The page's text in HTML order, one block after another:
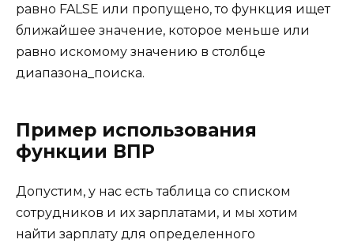
равно FALSE или пропущено, то функция ищет
ближайшее значение, которое меньше или
равно искомому значению в столбце
диапазона_поиска.
Пример использования
функции ВПР
Допустим, у нас есть таблица со списком
сотрудников и их зарплатами, и мы хотим
найти зарплату для определенного